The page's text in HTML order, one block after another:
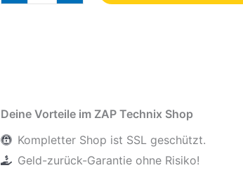
Deine Vorteile im ZAP Technix Shop
Kompletter Shop ist SSL geschützt.
Geld-zurück-Garantie ohne Risiko!